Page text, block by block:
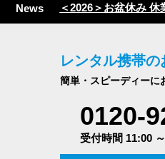
News ＜2026＞お盆休み
レンタル携帯
簡単・スピーディーに
0120-
受付時間 11:00